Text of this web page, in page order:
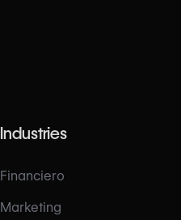
Industries
Financiero
Marketing